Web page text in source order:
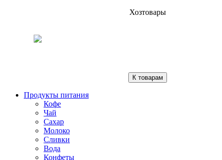
Хозтовары
К товарам
Продукты питания
Кофе
Чай
Сахар
Молоко
Сливки
Вода
Конфеты